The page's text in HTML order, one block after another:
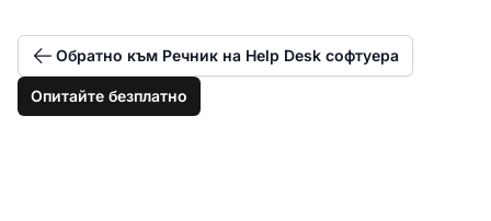
Обратно към Речник на Help Desk софтуера
Опитайте безплатно